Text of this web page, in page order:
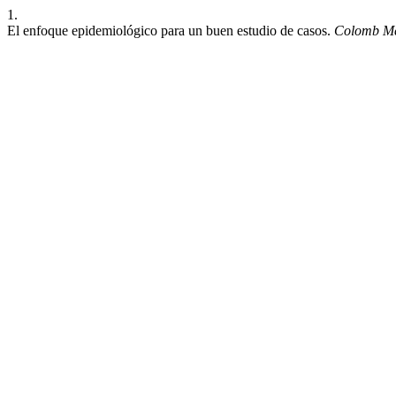
1.
El enfoque epidemiológico para un buen estudio de casos. Colomb